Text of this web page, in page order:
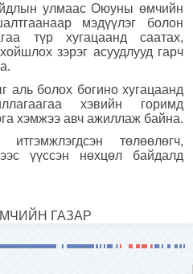
улмаас Оюуны өмчийн
мэдүүлэг болон
түр хугацаанд саатах,
зэрэг асуудлууд гарч
аль болох богино хугацаанд
аа хэвийн горимд
хэмжээ авч ажиллаж байна.
итгэмжлэгдсэн төлөөлөгч,
үүссэн нөхцөл байдалд
ГАЗАР